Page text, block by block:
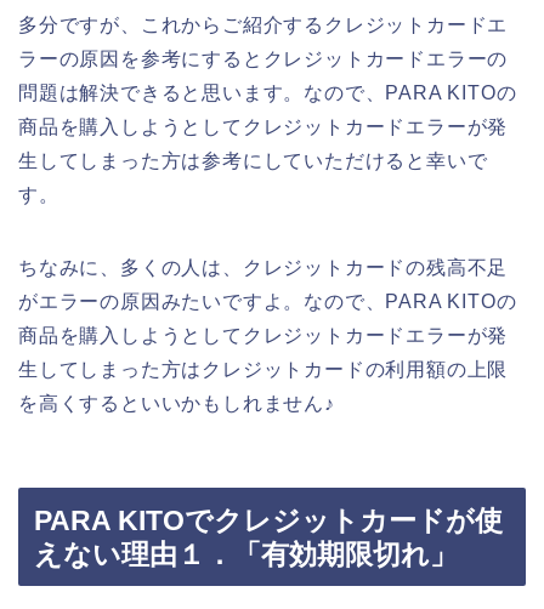
多分ですが、これからご紹介するクレジットカードエ
ラーの原因を参考にするとクレジットカードエラーの
問題は解決できると思います。なので、PARA KITOの
商品を購入しようとしてクレジットカードエラーが発
生してしまった方は参考にしていただけると幸いで
す。
ちなみに、多くの人は、クレジットカードの残高不足
がエラーの原因みたいですよ。なので、PARA KITOの
商品を購入しようとしてクレジットカードエラーが発
生してしまった方はクレジットカードの利用額の上限
を高くするといいかもしれません♪
PARA KITOでクレジットカードが使
えない理由１．「有効期限切れ」